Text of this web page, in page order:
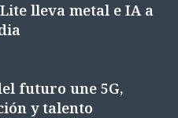
Lite lleva metal e IA a
futuro une 5G,
y talento